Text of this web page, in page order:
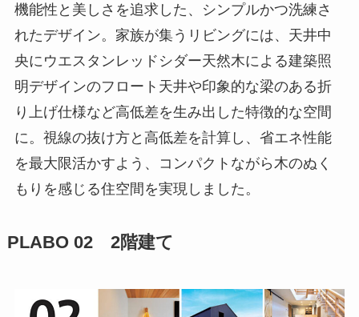
機能性と美しさを追求した、シンプルかつ洗練さ
れたデザイン。家族が集うリビングには、天井中
央にウエスタンレッドシダー天然木による建築照
明デザインのフロート天井や印象的な梁のある折
り上げ仕様など高低差を生み出した特徴的な空間
に。視線の抜け方と高低差を計算し、省エネ性能
を最大限活かすよう、コンパクトながら木のぬく
もりを感じる住空間を実現しました。
PLABO 02 2階建て